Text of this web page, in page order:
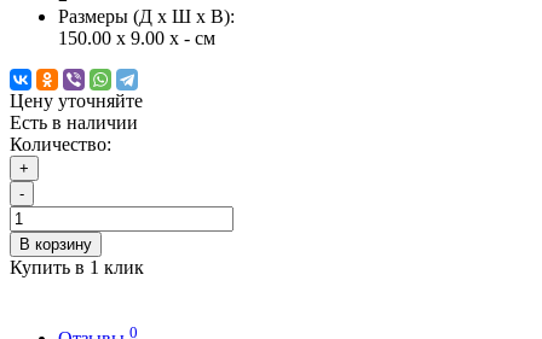
Размеры (Д x Ш x В):
150.00 x 9.00 x - см
Цену уточняйте
Есть в наличии
Количество:
+
-
В корзину
Купить в 1 клик
0